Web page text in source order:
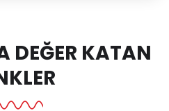
DEĞER KATAN